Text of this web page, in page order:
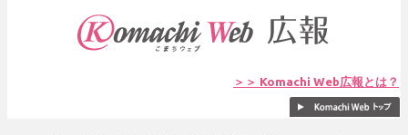
＞＞ Komachi Web広報とは？